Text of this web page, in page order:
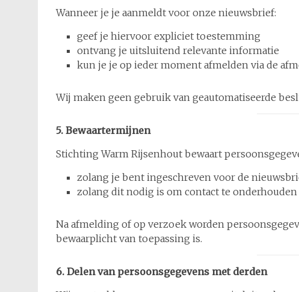
Wanneer je je aanmeldt voor onze nieuwsbrief:
geef je hiervoor expliciet toestemming
ontvang je uitsluitend relevante informatie
kun je je op ieder moment afmelden via de
Wij maken geen gebruik van geautomatiseerde
5. Bewaartermijnen
Stichting Warm Rijsenhout bewaart
zolang je bent ingeschreven voor de
zolang dit nodig is om contact te onderhouden
Na afmelding of op verzoek worden
bewaarplicht van toepassing is.
6. Delen van persoonsgegevens met derden